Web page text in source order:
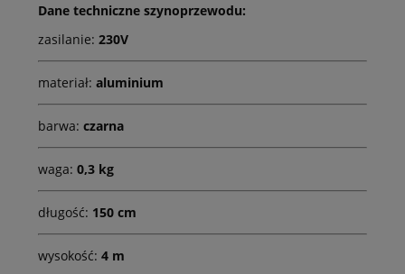
Dane techniczne szynoprzewodu:
zasilanie: 230V
materiał: aluminium
barwa: czarna
waga: 0,3 kg
długość: 150 cm
wysokość: 4 m